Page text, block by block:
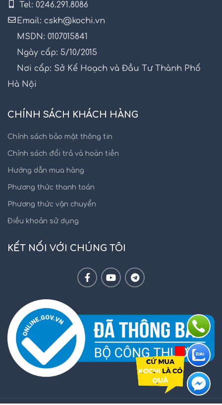
Tel: 0246.291.8086
Email: cskh@kochi.vn
MSDN: 0107015841
Ngày cấp: 5/10/2015
Nơi cấp: Sở Kế Hoạch và Đầu Tư Thành Phố
Hà Nội
CHÍNH SÁCH KHÁCH HÀNG
Chính sách bảo mật thông tin
Chính sách đổi trả và hoàn tiền
Hướng dẫn mua hàng
Phương thức thanh toán
Phương thức vận chuyển
Điều khoản sử dụng
KẾT NỐI VỚI CHÚNG TÔI